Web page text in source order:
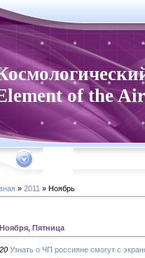
of the Air
» 2011 » Ноябрь
Пятница
Узнать о ЧП россияне смогут с